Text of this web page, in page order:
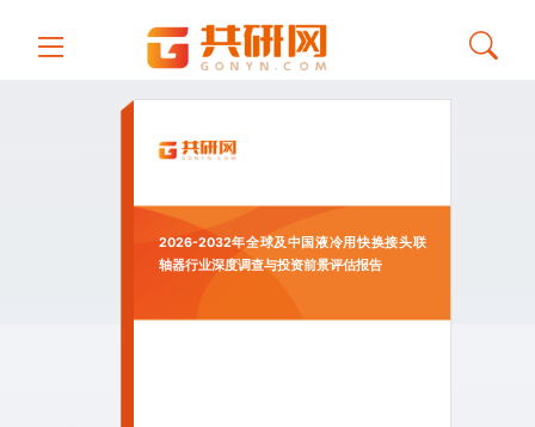
2026-2032年全球及中国液冷用快换接头联
轴器行业深度调查与投资前景评估报告